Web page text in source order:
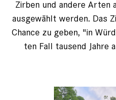
Zirben und ­andere Arten
ausgewählt werden. Das
Chance zu ­geben, "in
ten Fall tausend Jahre